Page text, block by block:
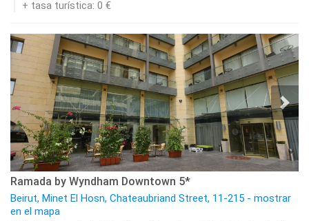
+ tasa turística: 0 €
Ramada by Wyndham Downtown 5*
Beirut, Minet El Hosn, Chateaubriand Street, 11-215 - mostrar
en el mapa